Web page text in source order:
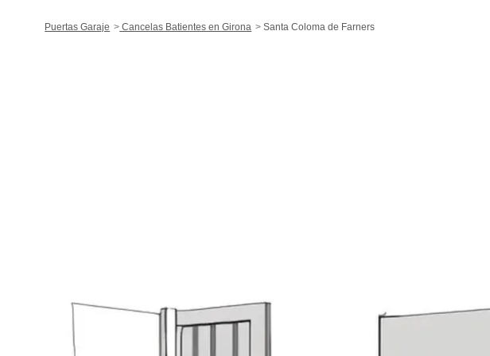
Puertas Garaje Cancelas Batientes en Girona Santa Coloma de Farners